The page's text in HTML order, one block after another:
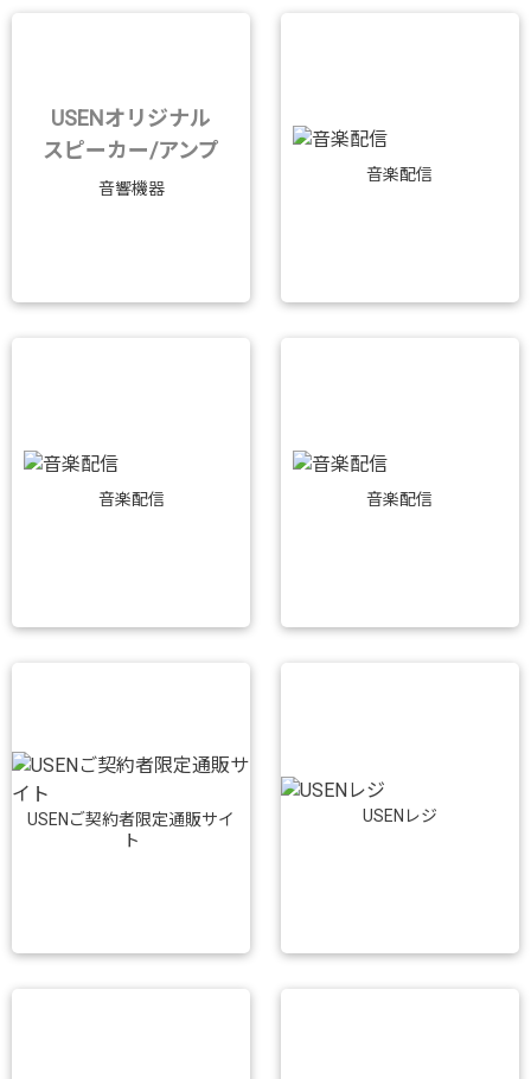
USENオリジナル
スピーカー/アンプ
音響機器
音楽配信
音楽配信 音楽配信
USENご契約者限定通販サイ
ト
USENレジ